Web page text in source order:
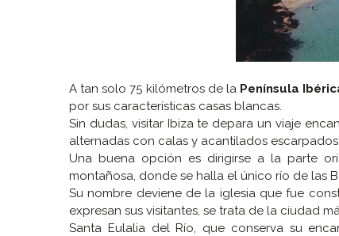
A tan solo 75 kilómetros de la Península
por sus características casas blancas.
Sin dudas, visitar Ibiza te depara un viaje
alternadas con calas y acantilados escarpados.
Una buena opción es dirigirse a la parte
montañosa, donde se halla el único río de las
Su nombre deviene de la iglesia que fue
expresan sus visitantes, se trata de la ciudad
Santa Eulalia del Río, que conserva su